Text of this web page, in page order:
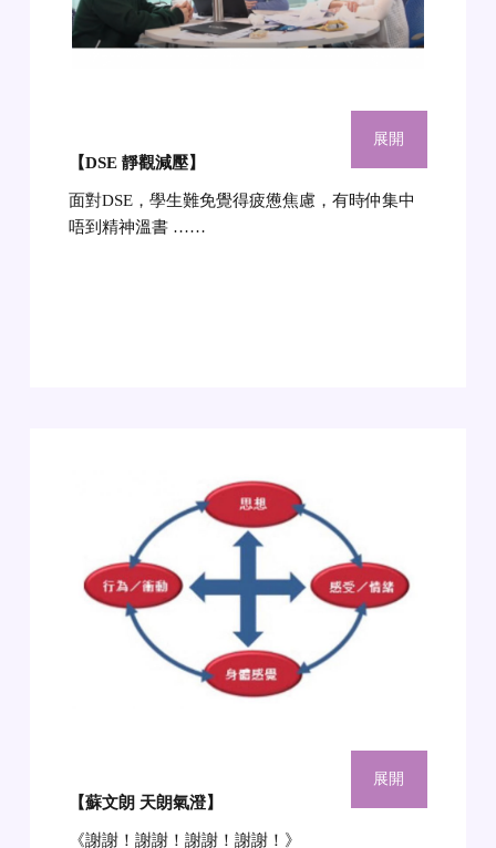
【DSE 靜觀減壓】
面對DSE，學生難免覺得疲憊焦慮，有時仲集中
唔到精神溫書 ……
展開
【蘇文朗 天朗氣澄】
《謝謝！謝謝！謝謝！謝謝！》
展開